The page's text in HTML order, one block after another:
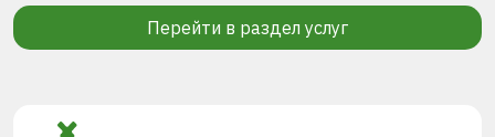
Перейти в раздел услуг